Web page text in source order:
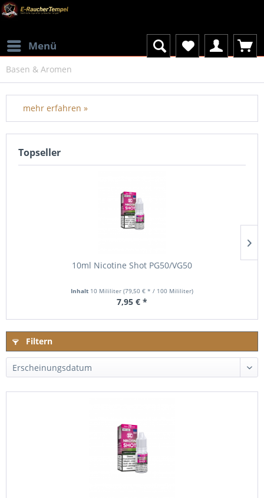
Menü
Basen & Aromen
mehr erfahren »
Topseller
10ml Nicotine Shot PG50/VG50
Inhalt 10 Mililiter (79,50 € * / 100 Mililiter)
7,95 € *
Filtern